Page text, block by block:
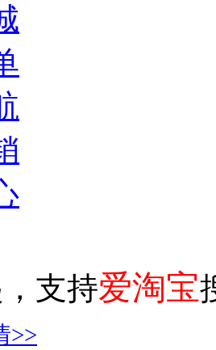
支持爱淘宝
>>